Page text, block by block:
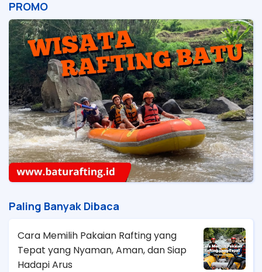
PROMO
Paling Banyak Dibaca
Cara Memilih Pakaian Rafting yang
Tepat yang Nyaman, Aman, dan Siap
Hadapi Arus